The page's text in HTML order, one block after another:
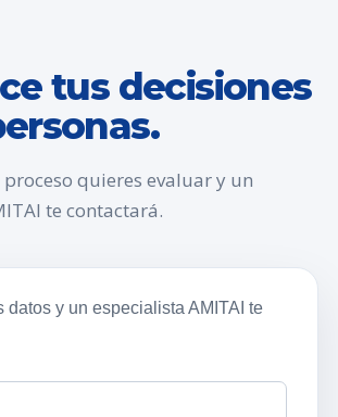
tus decisiones
quieres evaluar y un
te contactará.